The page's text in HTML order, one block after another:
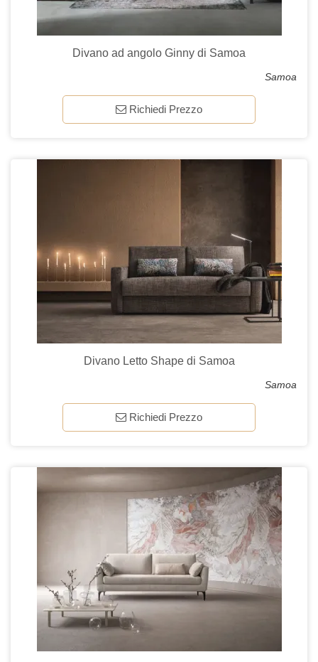
Divano ad angolo Ginny di Samoa
Samoa
Richiedi Prezzo
Divano Letto Shape di Samoa
Samoa
Richiedi Prezzo